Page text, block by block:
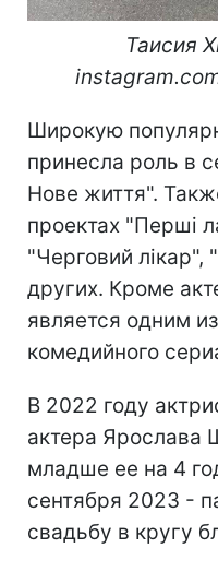
Таисия
Широкую
принесла роль в
Нове життя".
проектах "Перші
"Черговий лікар",
других. Кроме
является одним
комедийного
В 2022 году
актера Ярослава
младше ее на 4
сентября 2023 -
свадьбу в кругу